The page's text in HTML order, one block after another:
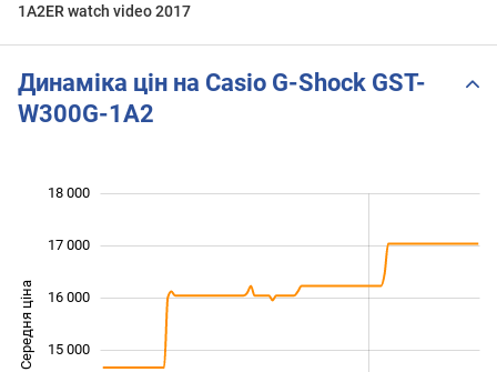
1A2ER watch video 2017
Динаміка цін на Casio G-Shock GST-
W300G-1A2
Середня ціна 15 000
16 000
17 000
18 000